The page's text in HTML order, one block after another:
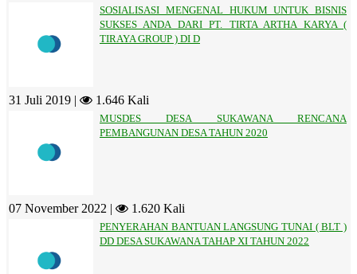
SOSIALISASI MENGENAL HUKUM UNTUK BISNIS
SUKSES ANDA DARI PT. TIRTA ARTHA KARYA (
TIRAYA GROUP ) DI D
31 Juli 2019 | 1.646 Kali
MUSDES DESA SUKAWANA RENCANA
PEMBANGUNAN DESA TAHUN 2020
07 November 2022 | 1.620 Kali
PENYERAHAN BANTUAN LANGSUNG TUNAI ( BLT )
DD DESA SUKAWANA TAHAP XI TAHUN 2022